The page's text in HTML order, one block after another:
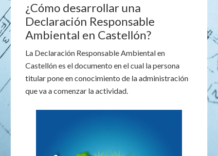
¿Cómo desarrollar una
Declaración Responsable
Ambiental en Castellón?
La Declaración Responsable Ambiental en
Castellón es el documento en el cual la persona
titular pone en conocimiento de la administración
que va a comenzar la actividad.